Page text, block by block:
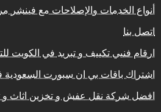
أنواع الخدمات والإصلاحات مع فينشر
اتصل بنا
ارقام فنيي تكييف و تبريد في الكويت
اشتراك باقات بي ان سبورت السعودية
افضل شركة نقل عفش و تخزين اثاث و